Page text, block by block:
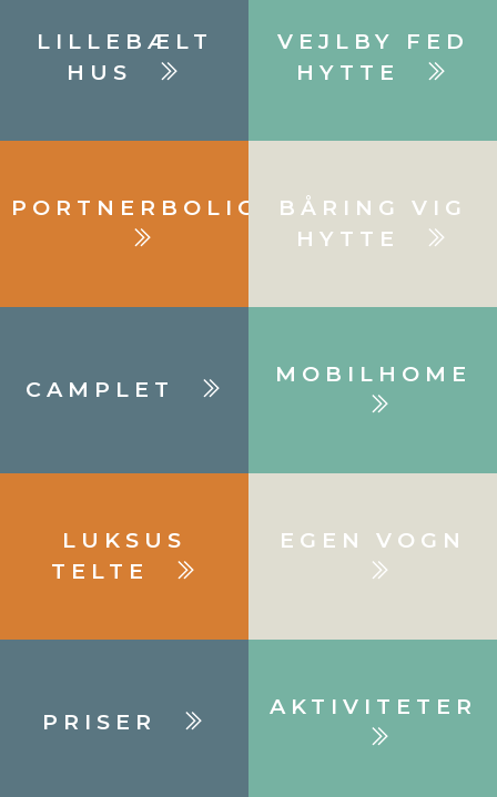
LILLEBÆLT
HUS
VEJLBY FED
HYTTE
PORTNERBOLIG
BÅRING VIG
HYTTE
CAMPLET
MOBILHOME
LUKSUS
TELTE
EGEN VOGN
PRISER
AKTIVITETER